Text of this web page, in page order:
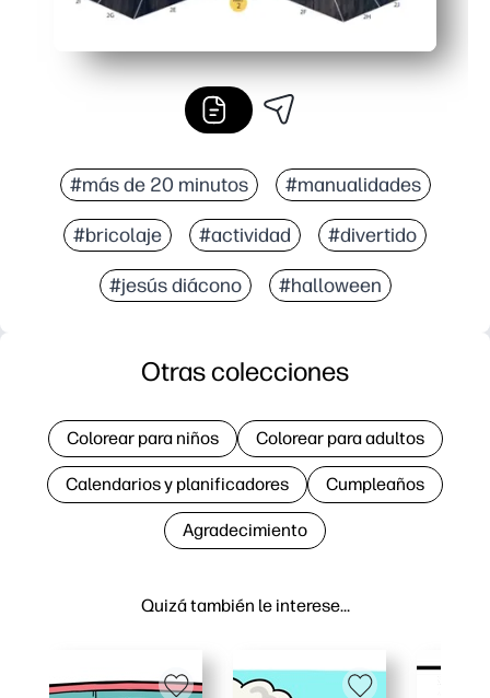
#más de 20 minutos #manualidades
#bricolaje #actividad #divertido
#jesús diácono #halloween
Quizá también le interese…
Otras colecciones
Colorear para niños Colorear para adultos
Calendarios y planificadores Cumpleaños
Agradecimiento